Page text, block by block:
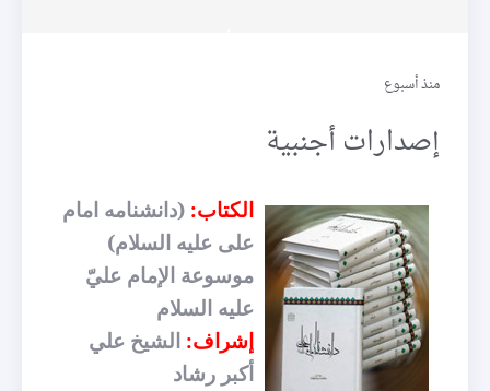
منذ أسبوع
إصدارات أجنبية
الكتاب:(دانشنامه امام
على عليه السلام)
موسوعة الإمام عليّ
عليه السلام
إشراف:الشيخ علي
أكبر رشاد